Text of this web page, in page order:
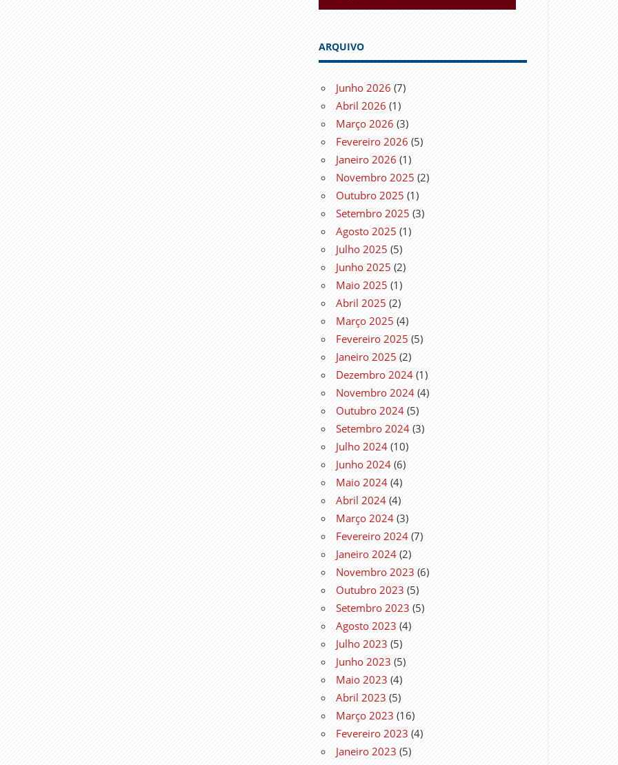
ARQUIVO
Junho 2026 (7)
Abril 2026 (1)
Março 2026 (3)
Fevereiro 2026 (5)
Janeiro 2026 (1)
Novembro 2025 (2)
Outubro 2025 (1)
Setembro 2025 (3)
Agosto 2025 (1)
Julho 2025 (5)
Junho 2025 (2)
Maio 2025 (1)
Abril 2025 (2)
Março 2025 (4)
Fevereiro 2025 (5)
Janeiro 2025 (2)
Dezembro 2024 (1)
Novembro 2024 (4)
Outubro 2024 (5)
Setembro 2024 (3)
Julho 2024 (10)
Junho 2024 (6)
Maio 2024 (4)
Abril 2024 (4)
Março 2024 (3)
Fevereiro 2024 (7)
Janeiro 2024 (2)
Novembro 2023 (6)
Outubro 2023 (5)
Setembro 2023 (5)
Agosto 2023 (4)
Julho 2023 (5)
Junho 2023 (5)
Maio 2023 (4)
Abril 2023 (5)
Março 2023 (16)
Fevereiro 2023 (4)
Janeiro 2023 (5)